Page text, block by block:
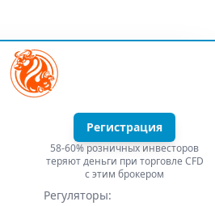
Регистрация
58-60% розничных инвесторов
теряют деньги при торговле CFD
с этим брокером
Регуляторы: